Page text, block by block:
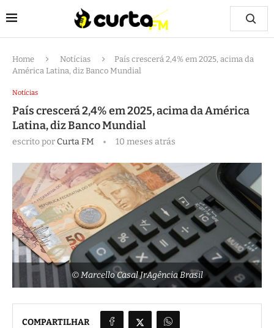
Home Notícias
País crescerá 2,4% em 2025, acima da
América Latina, diz Banco Mundial
Notícias
País crescerá 2,4% em 2025, acima da América
Latina, diz Banco Mundial
escrito porCurta FM 10 meses atrás
© Marcello Casal JrAgência Brasil
COMPARTILHAR